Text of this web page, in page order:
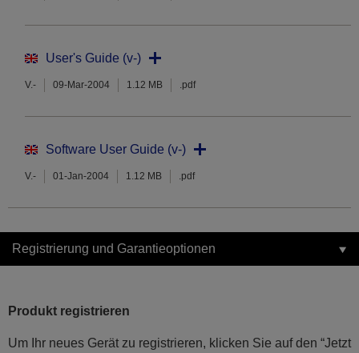
User's Guide (v-)
V.- 09-Mar-2004 1.12 MB .pdf
Software User Guide (v-)
V.- 01-Jan-2004 1.12 MB .pdf
Registrierung und Garantieoptionen
Produkt registrieren
Um Ihr neues Gerät zu registrieren, klicken Sie auf den “Jetzt